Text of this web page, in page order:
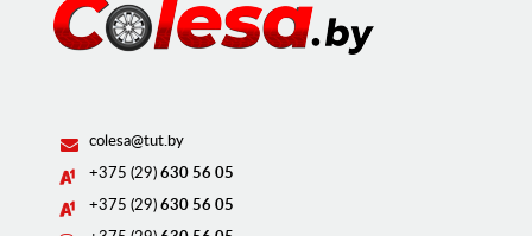
colesa@tut.by
+375 (29) 630 56 05
+375 (29) 630 56 05